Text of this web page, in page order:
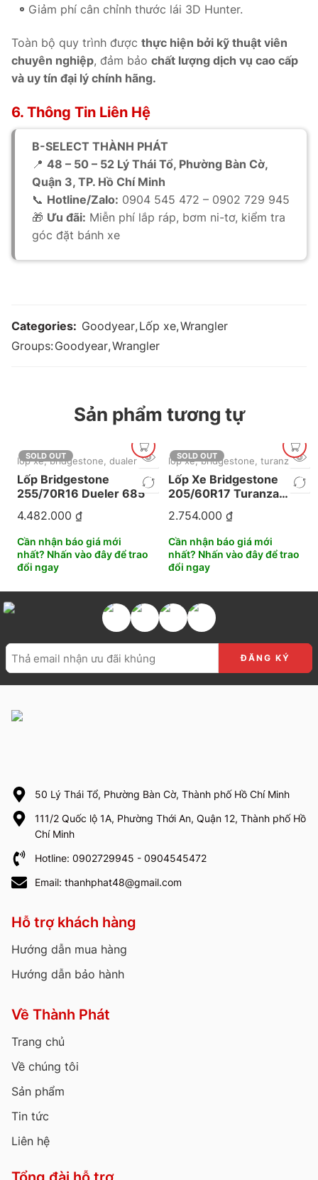
Giảm phí cân chỉnh thước lái 3D Hunter.
Toàn bộ quy trình được thực hiện bởi kỹ thuật viên
chuyên nghiệp, đảm bảo chất lượng dịch vụ cao cấp
và uy tín đại lý chính hãng.
6. Thông Tin Liên Hệ
B-SELECT THÀNH PHÁT
📍 48 – 50 – 52 Lý Thái Tổ, Phường Bàn Cờ,
Quận 3, TP. Hồ Chí Minh
📞 Hotline/Zalo: 0904 545 472 – 0902 729 945
🎁 Ưu đãi: Miễn phí lắp ráp, bơm ni-tơ, kiểm tra
góc đặt bánh xe
Categories: Goodyear, Lốp xe,Wrangler
Groups:Goodyear,Wrangler
Sản phẩm tương tự
SOLD OUT
lốp xe,bridgestone, dualer
Lốp Bridgestone
255/70R16 Dueler 685
4.482.000 ₫
Cần nhận báo giá mới
nhất? Nhấn vào đây để trao
đổi ngay
SOLD OUT
lốp xe,bridgestone, turanza
Lốp Xe Bridgestone
205/60R17 Turanza
T05
2.754.000 ₫
Cần nhận báo giá mới
nhất? Nhấn vào đây để trao
đổi ngay
50 Lý Thái Tổ, Phường Bàn Cờ, Thành phố Hồ Chí Minh
111/2 Quốc lộ 1A, Phường Thới An, Quận 12, Thành phố Hồ
Chí Minh
Hotline: 0902729945 - 0904545472
Email: thanhphat48@gmail.com
Hỗ trợ khách hàng
Hướng dẫn mua hàng
Hướng dẫn bảo hành
Về Thành Phát
Trang chủ
Về chúng tôi
Sản phẩm
Tin tức
Liên hệ